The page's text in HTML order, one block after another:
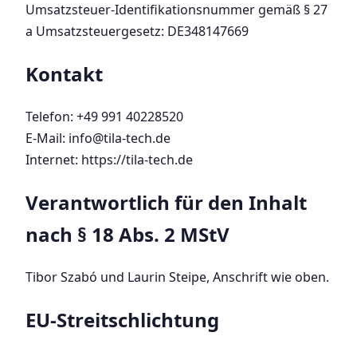
Umsatzsteuer-Identifikationsnummer gemäß § 27
a Umsatzsteuergesetz: DE348147669
Kontakt
Telefon: +49 991 40228520
E-Mail: info@tila-tech.de
Internet: https://tila-tech.de
Verantwortlich für den Inhalt
nach § 18 Abs. 2 MStV
Tibor Szabó und Laurin Steipe, Anschrift wie oben.
EU-Streitschlichtung